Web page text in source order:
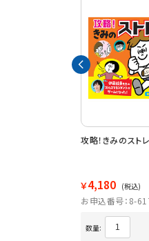
攻略！きみのスト
￥4,180 (税込)
お申込番号：8-
数量: